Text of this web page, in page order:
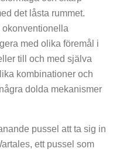
det låsta rummet.
med olika föremål i
till och med själva
kombinationer och
dolda mekanismer
pussel att ta sig in
ett pussel som